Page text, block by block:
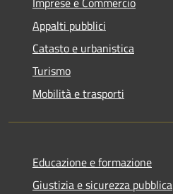
Appalti pubblici
Catasto e urbanistica
Turismo
Mobilità e trasporti
Educazione e formazione
Giustizia e sicurezza pubblica